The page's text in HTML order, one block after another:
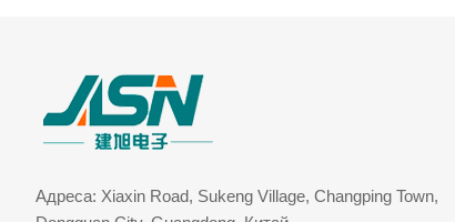
Адреса: Xiaxin Road, Sukeng Village, Changping Town,